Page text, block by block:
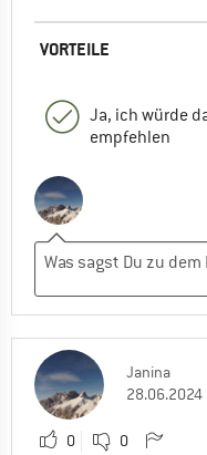
VORTEILE
Ja, ich würde
empfehlen
Janina
28.06.2024
0 0